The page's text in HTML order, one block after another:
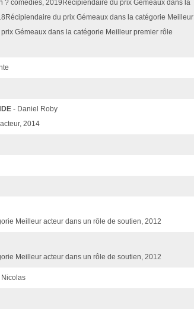
comédies, 2019Récipiendaire du prix Gémeaux dans la
du prix Gémeaux dans la catégorie Meilleur
Gémeaux dans la catégorie Meilleur premier rôle
- Daniel Roby
2014
Meilleur acteur dans un rôle de soutien, 2012
Meilleur acteur dans un rôle de soutien, 2012